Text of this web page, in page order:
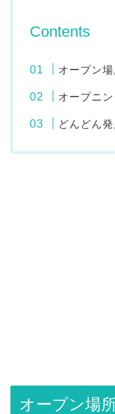
Contents
オープン
オープニ
どんどん
オープン場